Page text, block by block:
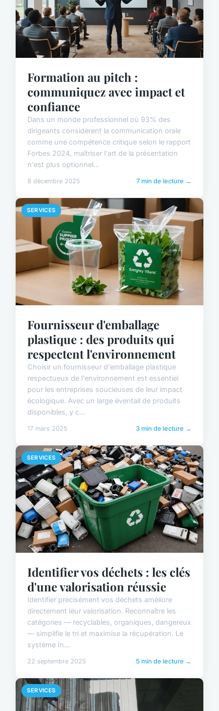
Formation au pitch :
communiquez avec impact et
confiance
Dans un monde professionnel où 93% des
dirigeants considèrent la communication orale
comme une compétence critique selon le rapport
Forbes 2024, maîtriser l'art de la présentation
n'est plus optionnel...
8 décembre 2025 7 min de lecture →
SERVICES
Fournisseur d'emballage
plastique : des produits qui
respectent l'environnement
Choisir un fournisseur d'emballage plastique
respectueux de l'environnement est essentiel
pour les entreprises soucieuses de leur impact
écologique. Avec un large éventail de produits
disponibles, y c...
17 mars 2025 3 min de lecture →
SERVICES
Identifier vos déchets : les clés
d'une valorisation réussie
Identifier précisément vos déchets améliore
directement leur valorisation. Reconnaître les
catégories — recyclables, organiques, dangereux
— simplifie le tri et maximise la récupération. Le
système In...
22 septembre 2025 5 min de lecture →
SERVICES